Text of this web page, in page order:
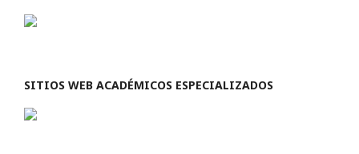
SITIOS WEB ACADÉMICOS ESPECIALIZADOS